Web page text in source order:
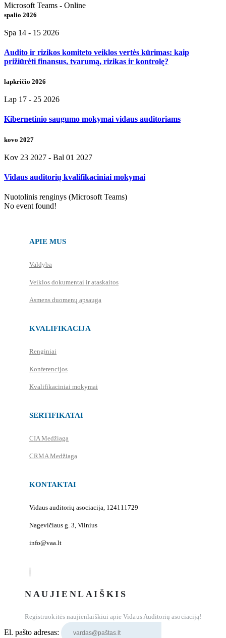
Microsoft Teams - Online
spalio 2026
Spa 14 - 15 2026
Audito ir rizikos komiteto veiklos vertės kūrimas: kaip
prižiūrėti finansus, tvarumą, rizikas ir kontrolę?
lapkričio 2026
Lap 17 - 25 2026
Kibernetinio saugumo mokymai vidaus auditoriams
kovo 2027
Kov 23 2027 - Bal 01 2027
Vidaus auditorių kvalifikaciniai mokymai
Nuotolinis renginys (Microsoft Teams)
No event found!
APIE MUS
Valdyba
Veiklos dokumentai ir ataskaitos
Asmens duomenų apsauga
KVALIFIKACIJA
Renginiai
Konferencijos
Kvalifikaciniai mokymai
SERTIFIKATAI
CIA Medžiaga
CRMA Medžiaga
KONTAKTAI
Vidaus auditorių asociacija, 124111729
Nagevičiaus g. 3, Vilnius
info@vaa.lt
NAUJIENLAIŠKIS
Registruokitės naujienlaiškiui apie Vidaus Auditorių asociaciją!
El. pašto adresas: